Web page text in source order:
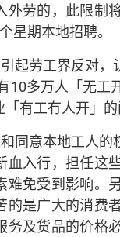
外劳的，此限制
星期本地招聘。
起劳工界反对
10多万人「无
有工冇人开」的
同意本地工人
血入行，担任这
难免受到影响。
的是广大的消费
务及货品的价